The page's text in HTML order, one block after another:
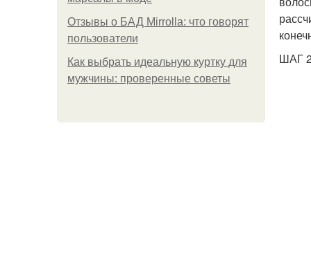
Отзывы о БАД Mirrolla: что говорят
пользователи
Как выбрать идеальную куртку для
мужчины: проверенные советы
ШАГ